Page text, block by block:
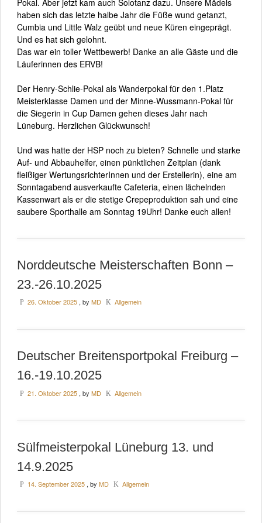
Pokal. Aber jetzt kam auch Solotanz dazu. Unsere Mädels
haben sich das letzte halbe Jahr die Füße wund getanzt,
Cumbia und Little Walz geübt und neue Küren eingeprägt.
Und es hat sich gelohnt.
Das war ein toller Wettbewerb! Danke an alle Gäste und die
Läuferinnen des ERVB!
Der Henry-Schlie-Pokal als Wanderpokal für den 1.Platz
Meisterklasse Damen und der Minne-Wussmann-Pokal für
die Siegerin in Cup Damen gehen dieses Jahr nach
Lüneburg. Herzlichen Glückwunsch!
Und was hatte der HSP noch zu bieten? Schnelle und starke
Auf- und Abbauhelfer, einen pünktlichen Zeitplan (dank
fleißiger WertungsrichterInnen und der Erstellerin), eine am
Sonntagabend ausverkaufte Cafeteria, einen lächelnden
Kassenwart als er die stetige Crepeproduktion sah und eine
saubere Sporthalle am Sonntag 19Uhr! Danke euch allen!
Norddeutsche Meisterschaften Bonn –
23.-26.10.2025
P 26. Oktober 2025 , by MD K Allgemein
Deutscher Breitensportpokal Freiburg –
16.-19.10.2025
P 21. Oktober 2025 , by MD K Allgemein
Sülfmeisterpokal Lüneburg 13. und
14.9.2025
P 14. September 2025 , by MD K Allgemein